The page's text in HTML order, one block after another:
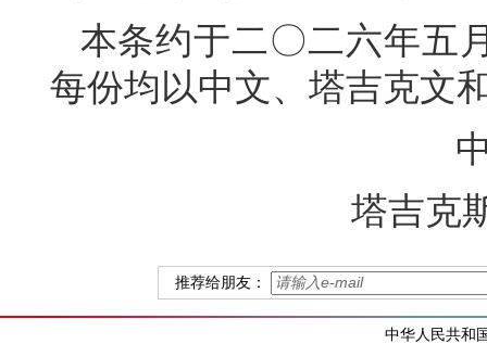
本条约于二〇二六年五
每份均以中文、塔吉克文
塔吉克
推荐给朋友：
中华人民共和